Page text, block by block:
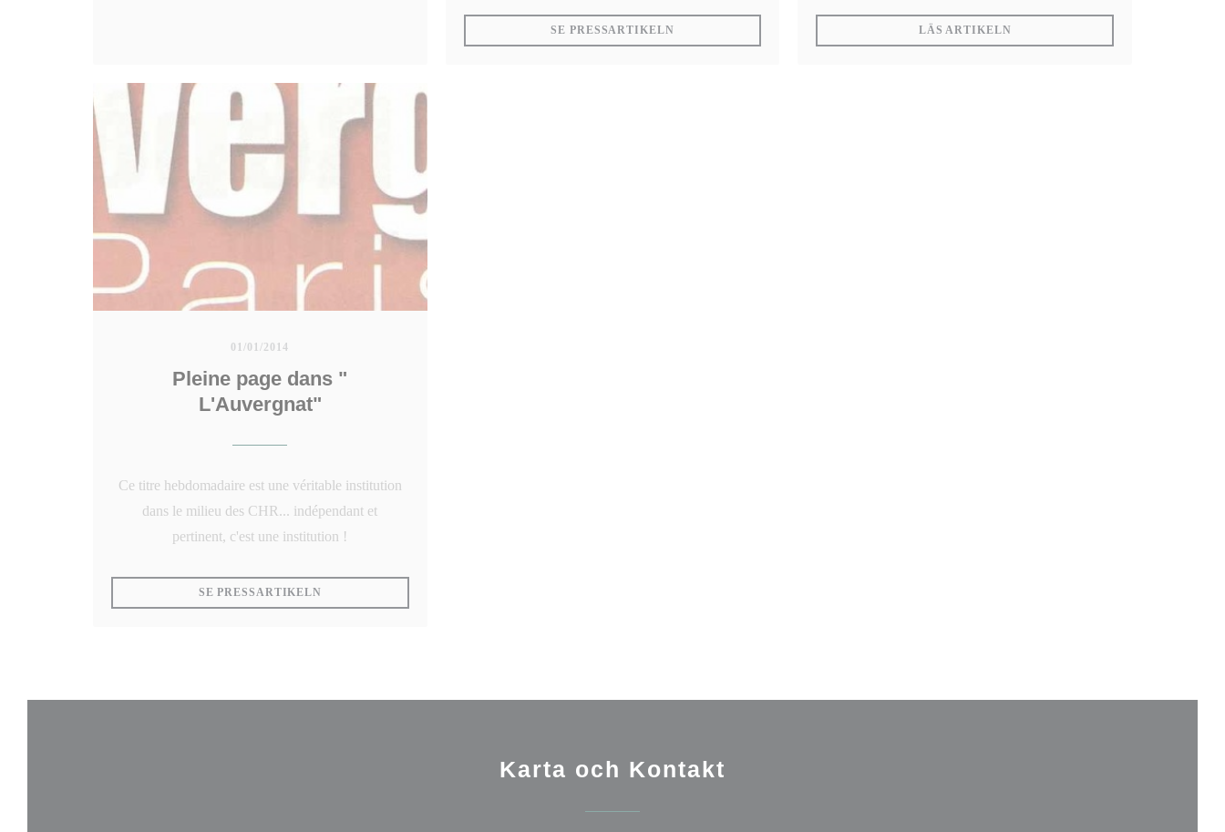
SE PRESSARTIKELN((ÖPPNAS I ETT NYTT FÖNSTER)) LÄS ARTIKELN((ÖPPNAS I ETT NYTT FÖNSTER))
01/01/2014
Pleine page dans "
L'Auvergnat"
Ce titre hebdomadaire est une véritable institution
dans le milieu des CHR... indépendant et
pertinent, c'est une institution !
SE PRESSARTIKELN
Karta och Kontakt